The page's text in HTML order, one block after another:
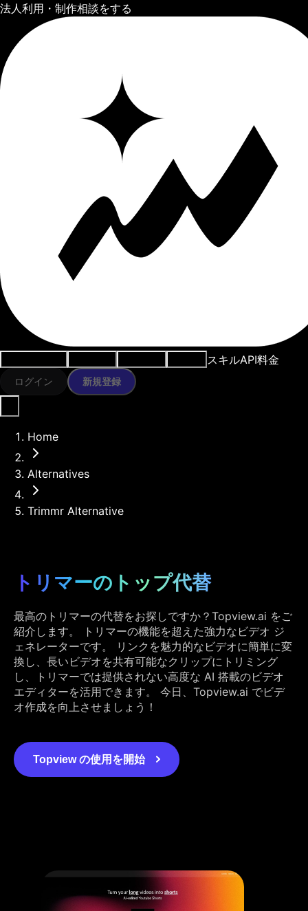
法人利用・制作相談をする
スキルAPI料金
ログイン 新規登録
Home
Alternatives
Trimmr Alternative
トリマーのトップ代替
最高のトリマーの代替をお探しですか？Topview.ai をご
紹介します。 トリマーの機能を超えた強力なビデオ ジ
ェネレーターです。 リンクを魅力的なビデオに簡単に変
換し、長いビデオを共有可能なクリップにトリミング
し、トリマーでは提供されない高度な AI 搭載のビデオ
エディターを活用できます。 今日、Topview.ai でビデ
オ作成を向上させましょう！
Topview の使用を開始